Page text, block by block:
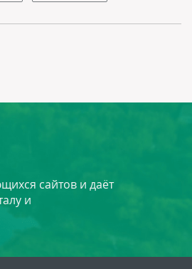
сайтов и даёт
и